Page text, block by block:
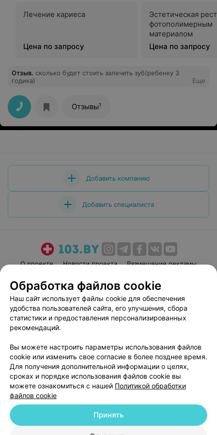
Лечение кариеса
Цена по запросу
Эстетическая
фотополимерным
материалом
Цена по запросу
Отзыв. сколько будет стоить залечить зуб(ребенку 3
годика)
Еще
Отзывы1
Добавить компанию
Добавить специалиста
О проекте Новости проекта
Размещение рекламы
Пользовательское соглашение
Способы оплаты
Вакансии
Партнеры
Написать руководителю 103.by
Персональные настройки cookie
Обработка персональных данных
© 2026 ООО «Артокс Лаб», УНП 191700409| 220012, Республика Беларусь,
Обработка файлов cookie
Наш сайт использует файлы cookie для обеспечения
удобства пользователей сайта, его улучшения, сбора
статистики и предоставления персонализированных
рекомендаций.
Вы можете настроить параметры использования файлов
cookie или изменить свое согласие в более позднее время.
Для получения дополнительной информации о целях,
сроках и порядке использования файлов cookie вы
можете ознакомиться с нашей Политикой обработки
файлов cookie
Принять